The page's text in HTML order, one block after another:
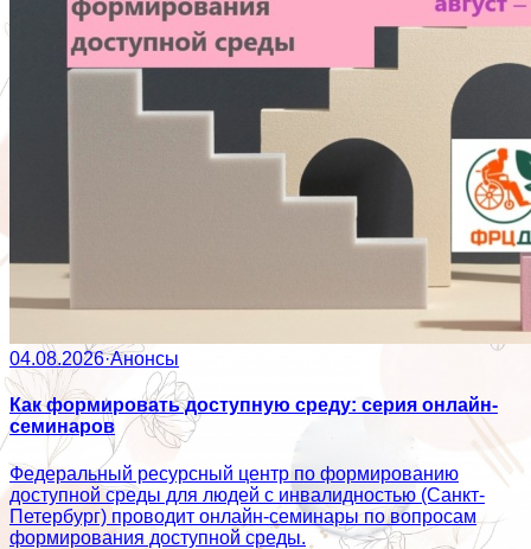
04.08.2026·Анонсы
Как формировать доступную среду: серия онлайн-
семинаров
Федеральный ресурсный центр по формированию
доступной среды для людей с инвалидностью (Санкт-
Петербург) проводит онлайн-семинары по вопросам
формирования доступной среды.